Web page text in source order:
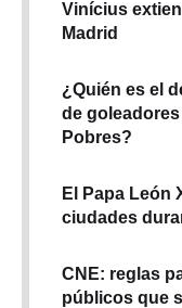
Vinícius
Madrid
¿Quién es el
de
Pobres?
El Papa León
ciudades
CNE: reglas
públicos que